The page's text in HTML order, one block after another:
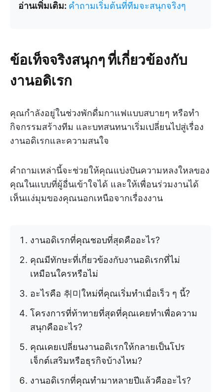
อ่านเพิ่มเติม: คำถามเริ่มต้นที่ทีมจะสนุกจริงๆ
ข้อเท็จจริงสนุกๆ ที่เกี่ยวข้องกับ
งานอดิเรก
คุณกำลังอยู่ในช่วงพักดื่มกาแฟแบบสบายๆ หรือทำ
กิจกรรมสร้างทีม และบทสนทนาเริ่มเปลี่ยนไปสู่เรื่อง
งานอดิเรกและความสนใจ
คำถามเหล่านี้จะช่วยให้คุณแบ่งปันความหลงใหลของ
คุณในแบบที่ผู้อื่นเข้าใจได้ และให้เพื่อนร่วมงานได้
เห็นแง่มุมของคุณนอกเหนือจากเรื่องงาน
งานอดิเรกที่คุณชอบที่สุดคืออะไร?
คุณมีทักษะที่เกี่ยวข้องกับงานอดิเรกที่ไม่
เหมือนใครหรือไม่
อะไรคือ 취미ใหม่ที่คุณเริ่มทำเมื่อเร็ว ๆ นี้?
โครงการที่ท้าทายที่สุดที่คุณเคยทำเพื่อความ
สนุกคืออะไร?
คุณเคยเปลี่ยนงานอดิเรกให้กลายเป็นโปร
เจ็กต์เสริมหรือธุรกิจบ้างไหม?
งานอดิเรกที่คุณทำมาหลายปีแล้วคืออะไร?